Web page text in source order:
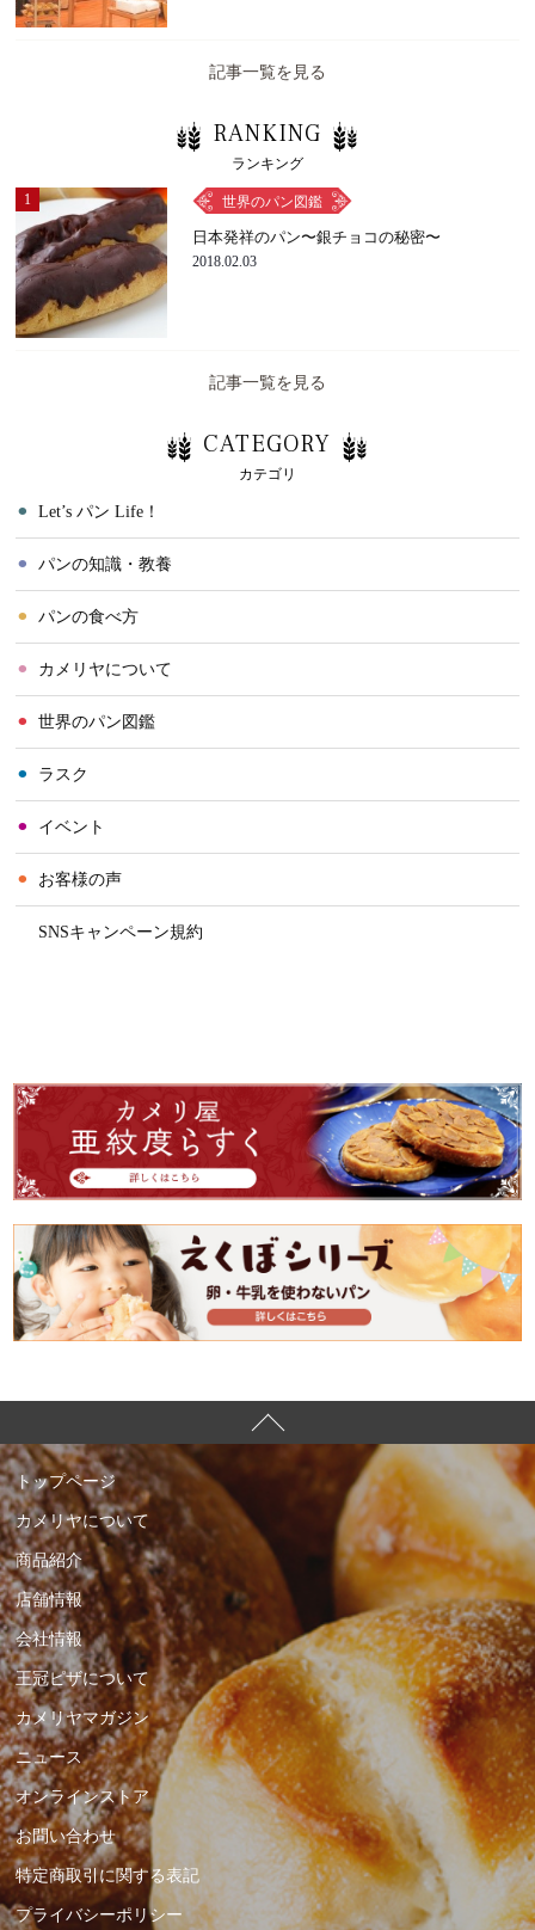
記事一覧を見る
RANKING
ランキング
1 世界のパン図鑑
日本発祥のパン〜銀チョコの秘密〜
2018.02.03
記事一覧を見る
CATEGORY
カテゴリ
⚫︎ Let’s パン Life！
⚫︎ パンの知識・教養
⚫︎ パンの食べ方
⚫︎ カメリヤについて
⚫︎ 世界のパン図鑑
⚫︎ ラスク
⚫︎ イベント
⚫︎ お客様の声
SNSキャンペーン規約
トップページ
カメリヤについて
商品紹介
店舗情報
会社情報
王冠ピザについて
カメリヤマガジン
ニュース
オンラインストア
お問い合わせ
特定商取引に関する表記
プライバシーポリシー